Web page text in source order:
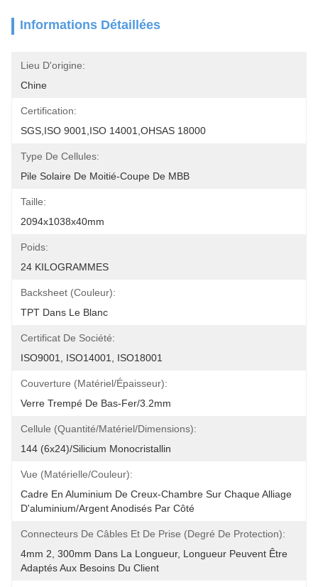
Informations Détaillées
Lieu D'origine:
Chine
Certification:
SGS,ISO 9001,ISO 14001,OHSAS 18000
Type De Cellules:
Pile Solaire De Moitié-Coupe De MBB
Taille:
2094x1038x40mm
Poids:
24 KILOGRAMMES
Backsheet (couleur):
TPT Dans Le Blanc
Certificat De Société:
ISO9001, ISO14001, ISO18001
Couverture (matériel/épaisseur):
Verre Trempé De Bas-Fer/3.2mm
Cellule (quantité/matériel/dimensions):
144 (6x24)/silicium Monocristallin
Vue (matérielle/couleur):
Cadre En Aluminium De Creux-Chambre Sur Chaque Alliage
D'aluminium/argent Anodisés Par Côté
Connecteurs De Câbles Et De Prise (degré De Protection):
4mm 2, 300mm Dans La Longueur, Longueur Peuvent Être
Adaptés Aux Besoins Du Client